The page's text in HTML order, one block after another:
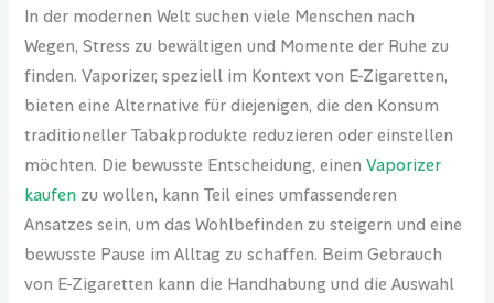
In der modernen Welt suchen viele Menschen nach
Wegen, Stress zu bewältigen und Momente der Ruhe zu
finden. Vaporizer, speziell im Kontext von E-Zigaretten,
bieten eine Alternative für diejenigen, die den Konsum
traditioneller Tabakprodukte reduzieren oder einstellen
möchten. Die bewusste Entscheidung, einenVaporizer
kaufen zu wollen, kann Teil eines umfassenderen
Ansatzes sein, um das Wohlbefinden zu steigern und eine
bewusste Pause im Alltag zu schaffen. Beim Gebrauch
von E-Zigaretten kann die Handhabung und die Auswahl